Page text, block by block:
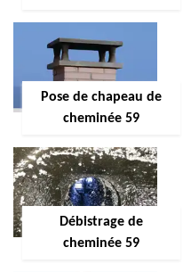
Pose de chapeau de
cheminée 59
Débistrage de
cheminée 59